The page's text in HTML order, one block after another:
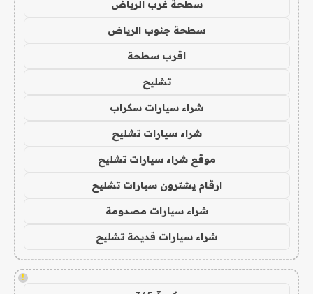
سطحة غرب الرياض
سطحة جنوب الرياض
اقرب سطحة
تشليح
شراء سيارات سكراب
شراء سيارات تشليح
موقع شراء سيارات تشليح
ارقام يشترون سيارات تشليح
شراء سيارات مصدومة
شراء سيارات قديمة تشليح
!